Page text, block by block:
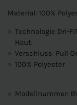
Material: 100%
Technologie Dri-
Haut.
Verschluss: Pull
100% Polyester
Modellnummer: